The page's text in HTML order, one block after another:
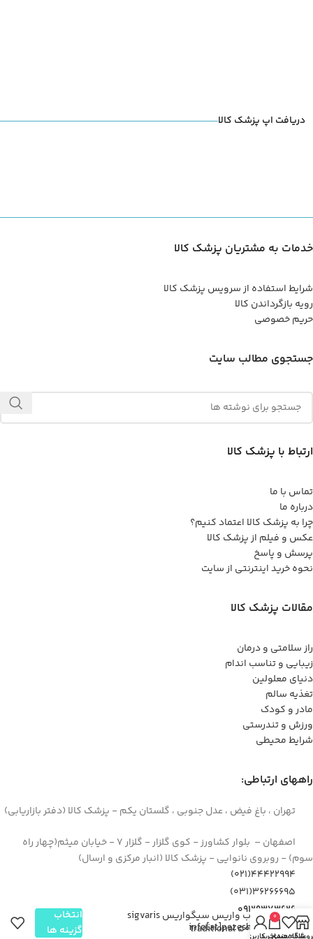
دریافت اپ پزشک کالا
خدمات به مشتریان پزشک کالا
شرایط استفاده از سرویس پزشک کالا
رویه بازگرداندن کالا
حریم خصوصی
جستجوی مطالب سایت
ارتباط با پزشک کالا
تماس با ما
درباره ما
چرا به پزشک کالا اعتماد کنیم؟
عکس و فیلم از پزشک کالا
پرسش و پاسخ
نحوه خرید اینترنتی از سایت
مقالات پزشک کالا
راز سلامتی و درمان
زیبایی و تناسب اندام
دنیای معلولین
تغذیه سالم
مادر و کودک
ورزش و تندرستی
شرایط محیطی
راههای ارتباطی:
تهران ، باغ فیض ، عدل جنوبی ، گلستان یکم - پزشک کالا (دفتر بازاریابی)
اصفهان – بلوار کشاورز - کوی گلزار - گلزار 7 - خیابان میثم(چهار راه
سوم) - روبروی نانوایی - پزشک کالا (انبار مرکزی و ارسال)
44422994(021)
۳۶۲۶۶۶۹۵(۰۳۱)
۰۹۱۲۹۳۷۳۶۲۶
info[at]pezeshkkala.com
جوراب واریس سیگواریس sigvaris
traditional 503 af
انتخاب
گزینه ها
علاقه مندی
0
سبد خرید
حساب کاربری من